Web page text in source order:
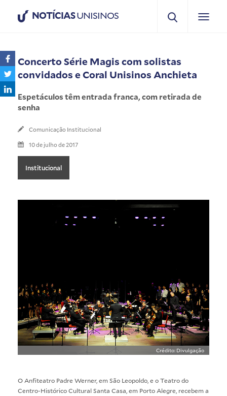
NOTÍCIASUNISINOS
Concerto Série Magis com solistas
convidados e Coral Unisinos Anchieta
Espetáculos têm entrada franca, com retirada de
senha
Comunicação Institucional
10 de julho de 2017
Institucional
Crédito: Divulgação
O Anfiteatro Padre Werner, em São Leopoldo, e o Teatro do
Centro-Histórico Cultural Santa Casa, em Porto Alegre, recebem a